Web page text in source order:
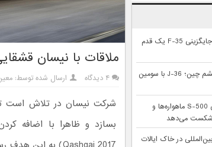
ملاقات با نیسان قشقایی ۲۰۱۷ در نمایشگاه خودرو
۴ دیدگاه ارسال شده توسط:
شرکت نیسان در تلاش است
جنگنده بومی KAAN ترکیه برای جایگزینی F-35 یک قدم
پیشرفت سریع جنگنده نسل ششم چین؛ J-36 با سومین
روسیه ادعا می‌کند سامانه دفاعی S-500 ماهواره‌ها و
شکست می‌دهد
در خاک ایالات